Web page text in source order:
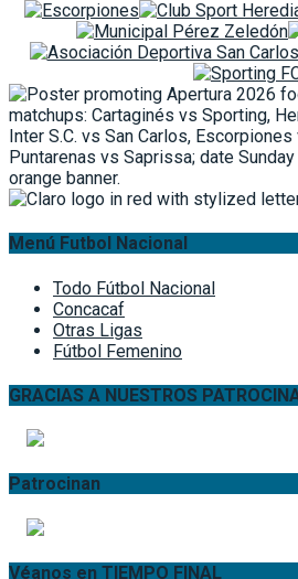
Menú Futbol Nacional
Todo Fútbol Nacional
Concacaf
Otras Ligas
Fútbol Femenino
GRACIAS A NUESTROS
Patrocinan
Véanos en TIEMPO FINAL